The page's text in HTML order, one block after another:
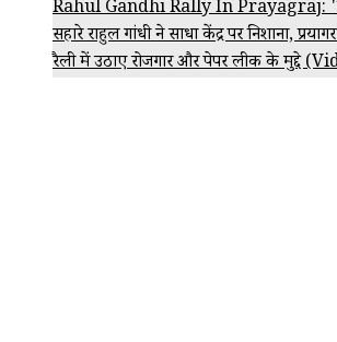
Rahul Gandhi Rally In Prayagraj:
सहारे राहुल गांधी ने साधा केंद्र पर निशाना,
रैली में उठाए रोजगार और पेपर लीक के मुद्दे